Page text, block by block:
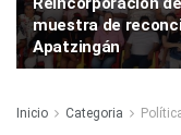
muestra de
Apatzingán
Inicio Categoria